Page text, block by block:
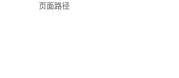
页面路径